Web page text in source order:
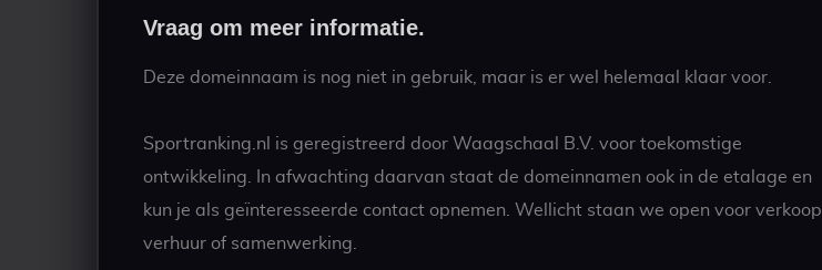
Vraag om meer informatie.
Deze domeinnaam is nog niet in gebruik, maar is er wel helemaal klaar voor.
Sportranking.nl is geregistreerd door Waagschaal B.V. voor toekomstige
ontwikkeling. In afwachting daarvan staat de domeinnamen ook in de etalage en
kun je als geïnteresseerde contact opnemen. Wellicht staan we open voor verkoop,
verhuur of samenwerking.